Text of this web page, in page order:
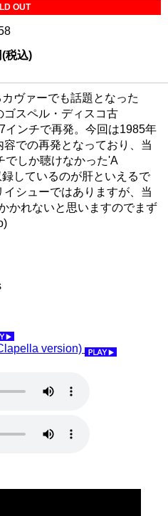
OUT
税込)
ヴァーでも話題となった
スペル・ディスコ古
インチで再発。今回は1985年
での再発となっており、当
でしか聴けなかった'A
しているのが肝といえるで
シューではありますが、当
かれないと思いますのでまず
version)